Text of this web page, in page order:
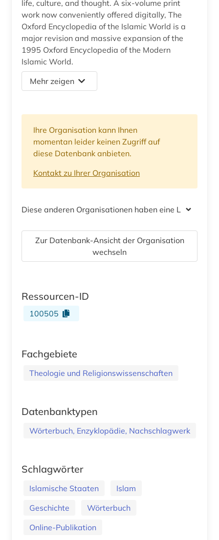
life, culture, and thought. A six-volume print
work now conveniently offered digitally, The
Oxford Encyclopedia of the Islamic World is a
major revision and massive expansion of the
1995 Oxford Encyclopedia of the Modern
Islamic World.
Mehr zeigen
Ihre Organisation kann Ihnen
momentan leider keinen Zugriff auf
diese Datenbank anbieten.
Kontakt zu Ihrer Organisation
Diese anderen Organisationen haben eine Lizenz
Zur Datenbank-Ansicht der Organisation
wechseln
Ressourcen-ID
100505
Fachgebiete
Theologie und Religionswissenschaften
Datenbanktypen
Wörterbuch, Enzyklopädie, Nachschlagwerk
Schlagwörter
Islamische Staaten
Islam
Geschichte
Wörterbuch
Online-Publikation